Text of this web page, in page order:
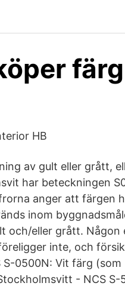
HB
av gult eller grått,
har beteckningen
anger att färgen
inom
och/eller grått. Någon
inte, och
0500N: Vit färg (som
- NCS S-